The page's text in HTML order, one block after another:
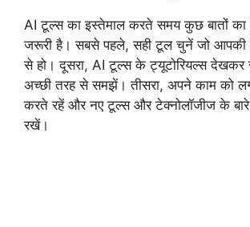
AI टूल्स का इस्तेमाल करते समय कुछ बातों का
जरूरी है। सबसे पहले, सही टूल चुनें जो आपकी
से हो। दूसरा, AI टूल्स के ट्यूटोरियल्स
अच्छी तरह से समझें। तीसरा, अपने काम को
करते रहें और नए टूल्स और टेक्नोलॉजीज के बारे
रखें।